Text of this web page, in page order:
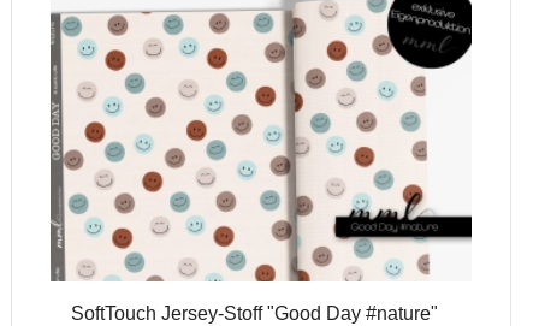
SoftTouch Jersey-Stoff "Good Day #nature"